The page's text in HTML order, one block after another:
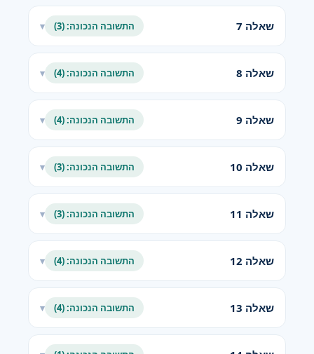
שאלה 7 התשובה הנכונה: (3) ▾
שאלה 8 התשובה הנכונה: (4) ▾
שאלה 9 התשובה הנכונה: (4) ▾
שאלה 10 התשובה הנכונה: (3) ▾
שאלה 11 התשובה הנכונה: (3) ▾
שאלה 12 התשובה הנכונה: (4) ▾
שאלה 13 התשובה הנכונה: (4) ▾